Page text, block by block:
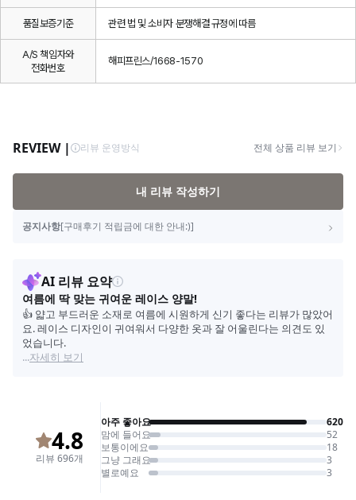
품질보증기준 관련 법 및 소비자 분쟁해결 규정에 따름
A/S 책임자와
전화번호
해피프린스/1668-1570